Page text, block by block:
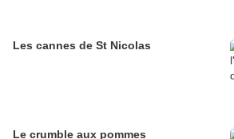
Les cannes de St Nicolas
Le crumble aux pommes